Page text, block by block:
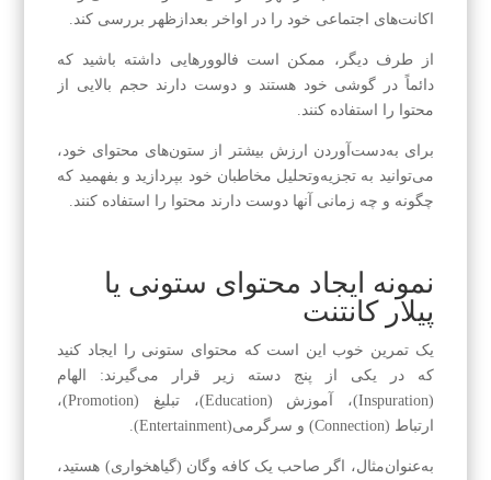
اکانت‌های اجتماعی خود را در اواخر بعدازظهر بررسی کند.
از طرف دیگر، ممکن است فالوورهایی داشته باشید که
دائماً در گوشی خود هستند و دوست دارند حجم بالایی از
محتوا را استفاده کنند.
برای به‌دست‌آوردن ارزش بیشتر از ستون‌های محتوای خود،
می‌توانید به تجزیه‌وتحلیل مخاطبان خود بپردازید و بفهمید که
چگونه و چه زمانی آنها دوست دارند محتوا را استفاده کنند.
نمونه ایجاد محتوای ستونی یا
پیلار کانتنت
یک تمرین خوب این است که محتوای ستونی را ایجاد کنید
که در یکی از پنج دسته زیر قرار می‌گیرند: الهام
(Inspuration)، آموزش (Education)، تبلیغ (Promotion)،
ارتباط (Connection) و سرگرمی(Entertainment).
به‌عنوان‌مثال، اگر صاحب یک کافه وگان (گیاهخواری) هستید،